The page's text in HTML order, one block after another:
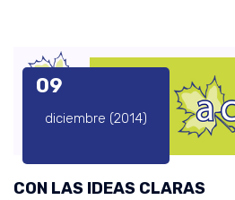
09
diciembre (2014)
CON LAS IDEAS CLARAS